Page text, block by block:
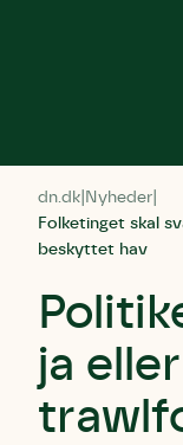
dn.dk Nyheder
Folketinget skal
beskyttet hav
ja